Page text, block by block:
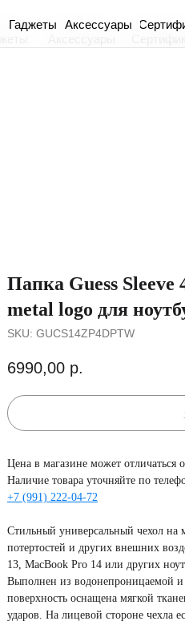
Аксессуары
Гаджеты
Папка Guess
metal logo для
SKU: GUCS14ZP4DPTW
6990,00 р.
Цена в магазине может отличаться
Наличие товара уточняйте по
+7 (991) 222-04-72
Стильный универсальный чехол
потертостей и других внешних
13, MacBook Pro 14 или других
Выполнен из водонепроницаемой
поверхность оснащена мягкой
ударов. На лицевой стороне чехла